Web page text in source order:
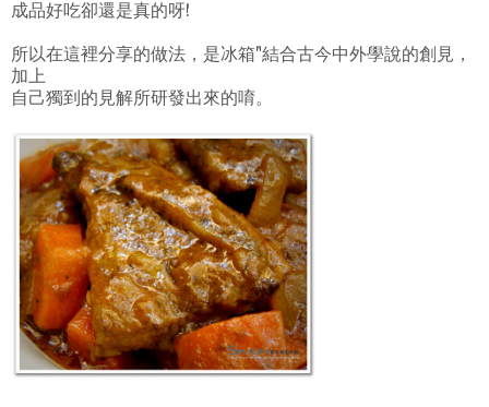
成品好吃卻還是真的呀!
所以在這裡分享的做法，是冰箱"結合古今中外學說的創見，
加上
自己獨到的見解所研發出來的唷。